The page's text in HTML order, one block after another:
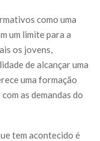
como uma
um limite para a
os jovens,
de alcançar uma
uma formação
as demandas do
tem acontecido é